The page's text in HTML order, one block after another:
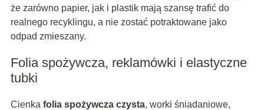
że zarówno papier, jak i plastik mają szansę trafić do
realnego recyklingu, a nie zostać potraktowane jako
odpad zmieszany.
Folia spożywcza, reklamówki i elastyczne
tubki
Cienka folia spożywcza czysta, worki śniadaniowe,